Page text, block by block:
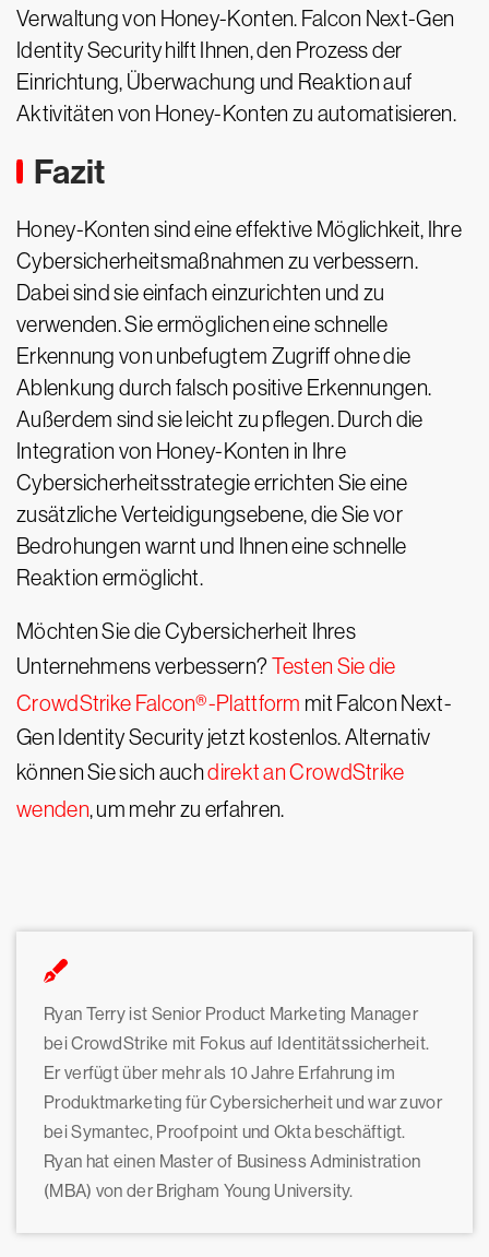
Verwaltung von Honey-Konten. Falcon Next-Gen
Identity Security hilft Ihnen, den Prozess der
Einrichtung, Überwachung und Reaktion auf
Aktivitäten von Honey-Konten zu automatisieren.
Fazit
Honey-Konten sind eine effektive Möglichkeit, Ihre
Cybersicherheitsmaßnahmen zu verbessern.
Dabei sind sie einfach einzurichten und zu
verwenden. Sie ermöglichen eine schnelle
Erkennung von unbefugtem Zugriff ohne die
Ablenkung durch falsch positive Erkennungen.
Außerdem sind sie leicht zu pflegen. Durch die
Integration von Honey-Konten in Ihre
Cybersicherheitsstrategie errichten Sie eine
zusätzliche Verteidigungsebene, die Sie vor
Bedrohungen warnt und Ihnen eine schnelle
Reaktion ermöglicht.
Möchten Sie die Cybersicherheit Ihres
Unternehmens verbessern? Testen Sie die
CrowdStrike Falcon®-Plattform mit Falcon Next-
Gen Identity Security jetzt kostenlos. Alternativ
können Sie sich auchdirekt an CrowdStrike
wenden, um mehr zu erfahren.
Ryan Terry ist Senior Product Marketing Manager
bei CrowdStrike mit Fokus auf Identitätssicherheit.
Er verfügt über mehr als 10 Jahre Erfahrung im
Produktmarketing für Cybersicherheit und war zuvor
bei Symantec, Proofpoint und Okta beschäftigt.
Ryan hat einen Master of Business Administration
(MBA) von der Brigham Young University.